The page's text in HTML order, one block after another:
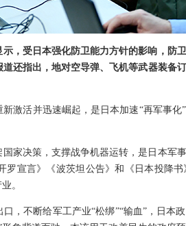
，受日本强化防卫能力方针的影响，防
还指出，地对空导弹、飞机等武器装备
激活并迅速崛起，是日本加速“再军事
家决策，支撑战争机器运转，是日本军
宣言》《波茨坦公告》和《日本投降
。
，不断给军工产业“松绑”“输血”，日本